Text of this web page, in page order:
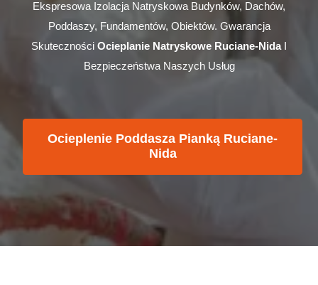
Ekspresowa Izolacja Natryskowa Budynków, Dachów,
Poddaszy, Fundamentów, Obiektów. Gwarancja
Skuteczności Ocieplanie Natryskowe Ruciane-NidaI
Bezpieczeństwa Naszych Usług
Ocieplenie Poddasza Pianką Ruciane-
Nida